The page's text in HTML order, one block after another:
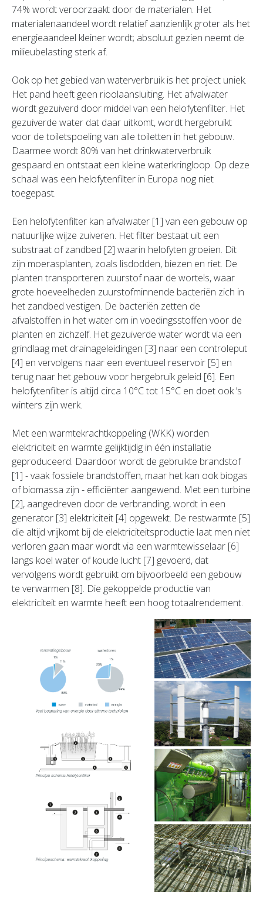
74% wordt veroorzaakt door de materialen. Het
materialenaandeel wordt relatief aanzienlijk groter als het
energieaandeel kleiner wordt; absoluut gezien neemt de
milieubelasting sterk af.
Ook op het gebied van waterverbruik is het project uniek.
Het pand heeft geen rioolaansluiting. Het afvalwater
wordt gezuiverd door middel van een helofytenfilter. Het
gezuiverde water dat daar uitkomt, wordt hergebruikt
voor de toiletspoeling van alle toiletten in het gebouw.
Daarmee wordt 80% van het drinkwaterverbruik
gespaard en ontstaat een kleine waterkringloop. Op deze
schaal was een helofytenfilter in Europa nog niet
toegepast.
Een helofytenfilter kan afvalwater [1] van een gebouw op
natuurlijke wijze zuiveren. Het filter bestaat uit een
substraat of zandbed [2] waarin helofyten groeien. Dit
zijn moerasplanten, zoals lisdodden, biezen en riet. De
planten transporteren zuurstof naar de wortels, waar
grote hoeveelheden zuurstofminnende bacteriën zich in
het zandbed vestigen. De bacteriën zetten de
afvalstoffen in het water om in voedingsstoffen voor de
planten en zichzelf. Het gezuiverde water wordt via een
grindlaag met drainageleidingen [3] naar een controleput
[4] en vervolgens naar een eventueel reservoir [5] en
terug naar het gebouw voor hergebruik geleid [6]. Een
helofytenfilter is altijd circa 10°C tot 15°C en doet ook ’s
winters zijn werk.
Met een warmtekrachtkoppeling (WKK) worden
elektriciteit en warmte gelijktijdig in één installatie
geproduceerd. Daardoor wordt de gebruikte brandstof
[1] - vaak fossiele brandstoffen, maar het kan ook biogas
of biomassa zijn - efficiënter aangewend. Met een turbine
[2], aangedreven door de verbranding, wordt in een
generator [3] elektriciteit [4] opgewekt. De restwarmte [5]
die altijd vrijkomt bij de elektriciteitsproductie laat men niet
verloren gaan maar wordt via een warmtewisselaar [6]
langs koel water of koude lucht [7] gevoerd, dat
vervolgens wordt gebruikt om bijvoorbeeld een gebouw
te verwarmen [8]. Die gekoppelde productie van
elektriciteit en warmte heeft een hoog totaalrendement.